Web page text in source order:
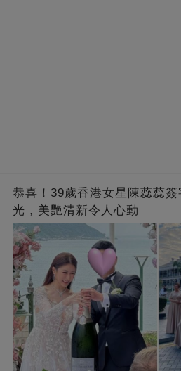
恭喜！39歲香港女星陳蕊蕊
光，美艷清新令人心動